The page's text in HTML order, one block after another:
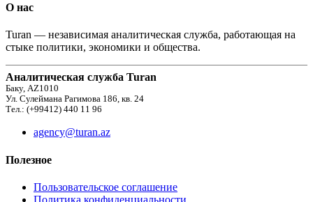
О нас
Turan — независимая аналитическая служба, работающая на
стыке политики, экономики и общества.
Аналитическая служба Turan
Баку, AZ1010
Ул. Сулеймана Рагимова 186, кв. 24
Тел.: (+99412) 440 11 96
agency@turan.az
Полезное
Пользовательское соглашение
Политика конфиденциальности